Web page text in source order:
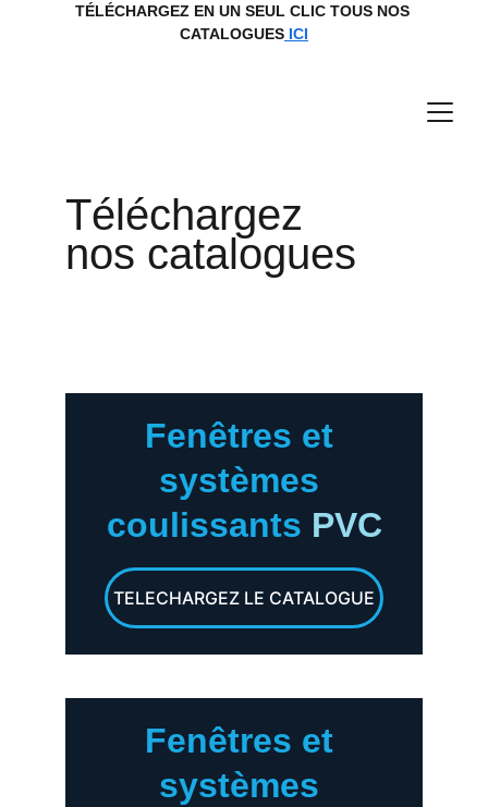
TÉLÉCHARGEZ EN UN SEUL CLIC TOUS NOS
CATALOGUES ICI
Téléchargez
nos catalogues
Fenêtres et
systèmes
coulissants PVC
TELECHARGEZ LE CATALOGUE
Fenêtres et
systèmes